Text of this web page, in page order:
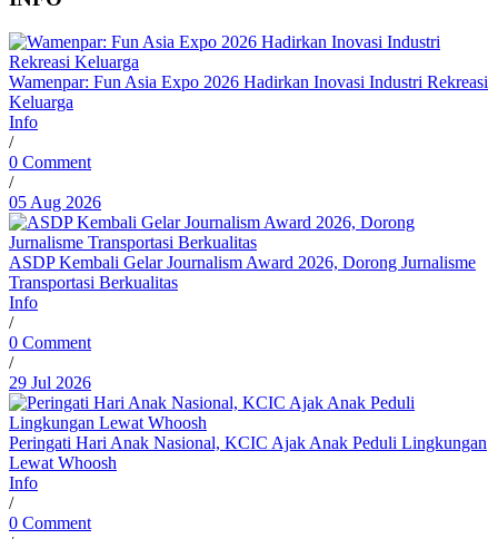
Wamenpar: Fun Asia Expo 2026 Hadirkan Inovasi Industri Rekreasi
Keluarga
Info
/
0 Comment
/
05 Aug 2026
ASDP Kembali Gelar Journalism Award 2026, Dorong Jurnalisme
Transportasi Berkualitas
Info
/
0 Comment
/
29 Jul 2026
Peringati Hari Anak Nasional, KCIC Ajak Anak Peduli Lingkungan
Lewat Whoosh
Info
/
0 Comment